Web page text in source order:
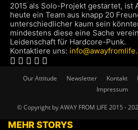
2015 als Solo-Projekt gestartet, ist
heute ein Team aus knapp 20
unterschiedlicher kaum sein
mindestens diese eine Sache
Leidenschaft für Hardcore-Punk.
Kontaktiere uns:
Our Attitude Newsletter Kontakt
Impressum
© Copyright by AWAY FROM LIFE 2015 -
MEHR STORYS